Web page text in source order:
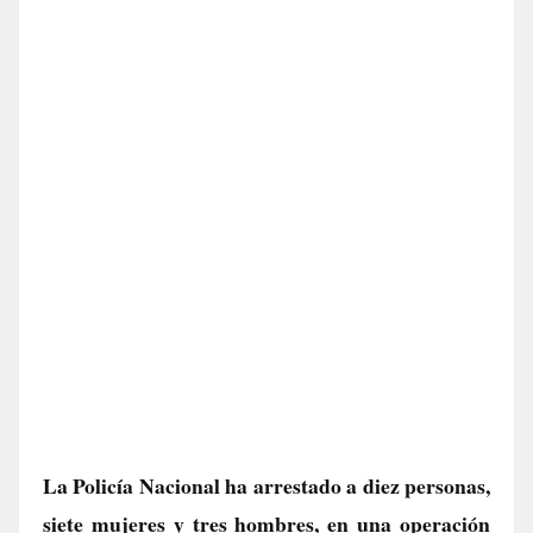
La Policía Nacional ha arrestado a diez personas,
siete mujeres y tres hombres, en una operación